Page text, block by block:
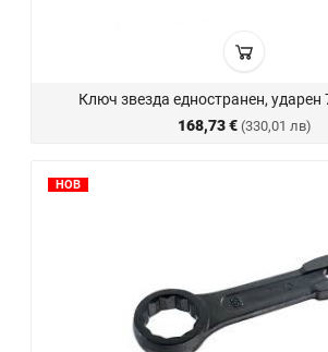
Ключ звезда едностранен, ударен
168,73 € (330,01 лв)
НОВ